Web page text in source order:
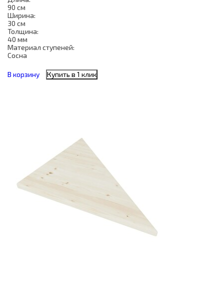
90 см
Ширина:
30 см
Толщина:
40 мм
Материал ступеней:
Сосна
В корзину Купить в 1 клик